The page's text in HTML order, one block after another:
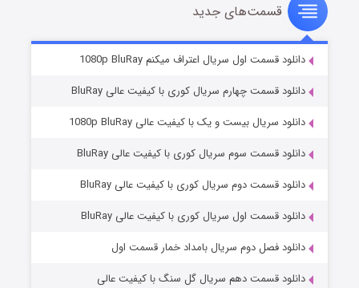
سریال زشت
قسمت2 (زیرنویس) منتشر شد
مردگان متحرک: شهر مرده ۳
قسمت2 (زیرنویس) منتشر شد
قسمت‌های جدید
دانلود قسمت اول سریال اعتراف میکنم 1080p BluRay
دانلود قسمت چهارم سریال کوری با کیفیت عالی BluRay
دانلود سریال بیست و یک با کیفیت عالی 1080p BluRay
دانلود قسمت سوم سریال کوری با کیفیت عالی BluRay
دانلود قسمت دوم سریال کوری با کیفیت عالی BluRay
دانلود قسمت اول سریال کوری با کیفیت عالی BluRay
دانلود فصل دوم سریال بامداد خمار قسمت اول
دانلود قسمت دهم سریال گل سنگ با کیفیت عالی